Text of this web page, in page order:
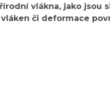
vlákna, jako jsou
či deformace